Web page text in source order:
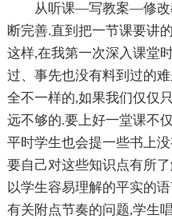
从听课—写教案—修改
断完善.直到把一节课要讲
这样,在我第一次深入课堂
过、事先也没有料到过的
全不一样的,如果我们仅仅
远不够的.要上好一堂课不
平时学生也会提一些书上
要自己对这些知识点有所
以学生容易理解的平实的
有关附点节奏的问题,学生